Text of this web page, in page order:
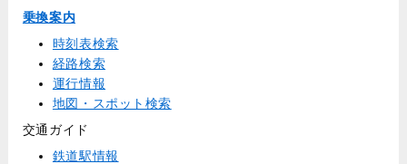
乗換案内
時刻表検索
経路検索
運行情報
地図・スポット検索
交通ガイド
鉄道駅情報